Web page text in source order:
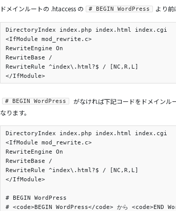
ドメインルートの .htaccess の # BEGIN WordPress より前
DirectoryIndex index.php index.html index.cgi
<IfModule mod_rewrite.c>
RewriteEngine On
RewriteBase /
RewriteRule ^index\.html?$ / [NC,R,L]
</IfModule>
# BEGIN WordPress
がなければ下記コードをドメインル
なります。
DirectoryIndex index.php index.html index.cgi
<IfModule mod_rewrite.c>
RewriteEngine On
RewriteBase /
RewriteRule ^index\.html?$ / [NC,R,L]
</IfModule>
# BEGIN WordPress
# <code>BEGIN WordPress</code> から <code>END